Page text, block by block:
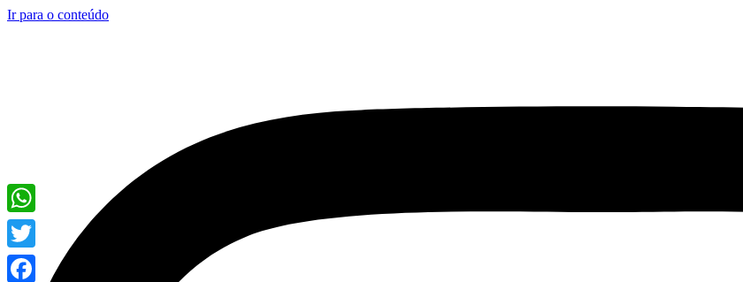
Ir para o conteúdo
WhatsApp
Twitter